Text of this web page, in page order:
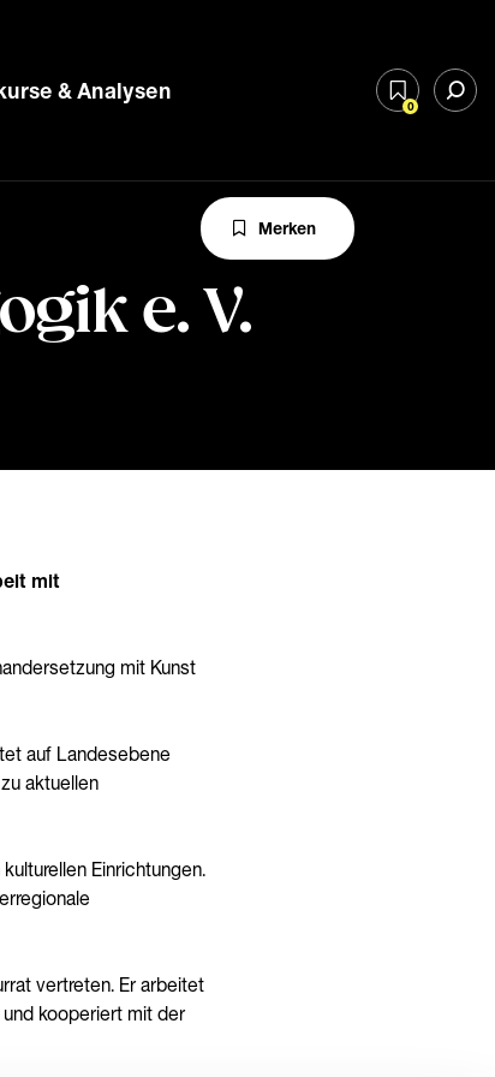
& Analysen
0
e. V.
Merken
mit
mit Kunst
auf Landesebene
aktuellen
Einrichtungen.
vertreten. Er arbeitet
kooperiert mit der